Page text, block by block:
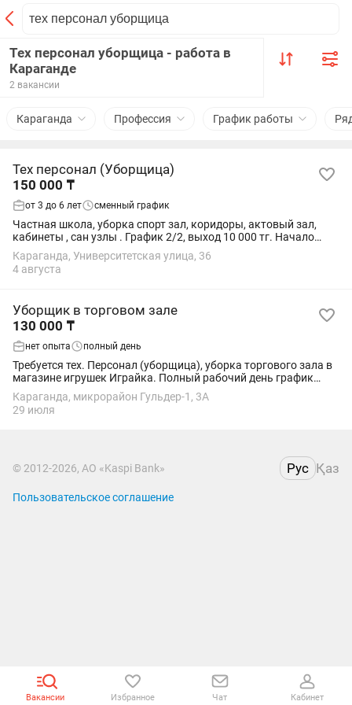
Тех персонал уборщица - работа в
Караганде
2 вакансии
Караганда Профессия График работы
Тех персонал (Уборщица)
150 000 ₸
от 3 до 6 лет сменный график
Частная школа, уборка спорт зал, коридоры, актовый зал,
кабинеты , сан узлы . График 2/2, выход 10 000 тг. Начало
работы с сентября .
Караганда, Университетская улица, 36
4 августа
Уборщик в торговом зале
130 000 ₸
нет опыта полный день
Требуется тех. Персонал (уборщица), уборка торгового зала в
магазине игрушек Играйка. Полный рабочий день график
работы 2/2
Караганда, микрорайон Гульдер-1, 3А
29 июля
© 2012-2026, АО «Kaspi Bank» Рус Қаз
Пользовательское соглашение
Вакансии Избранное Чат Кабинет